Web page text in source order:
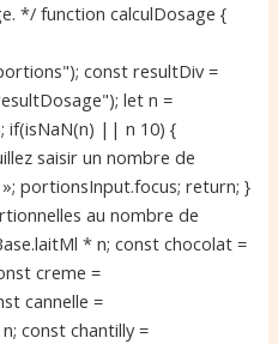
*/ function calculDosage {
const resultDiv =
let n =
if(isNaN(n) || n 10) {
saisir un nombre de
portionsInput.focus; return; }
au nombre de
* n; const chocolat =
creme =
cannelle =
const chantilly =